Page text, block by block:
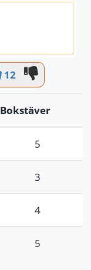
12
Bokstäver
5
3
4
5